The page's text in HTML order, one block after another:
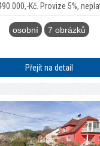
Kč. Provize 5%,
osobní 7 obrázků
Přejít na detail